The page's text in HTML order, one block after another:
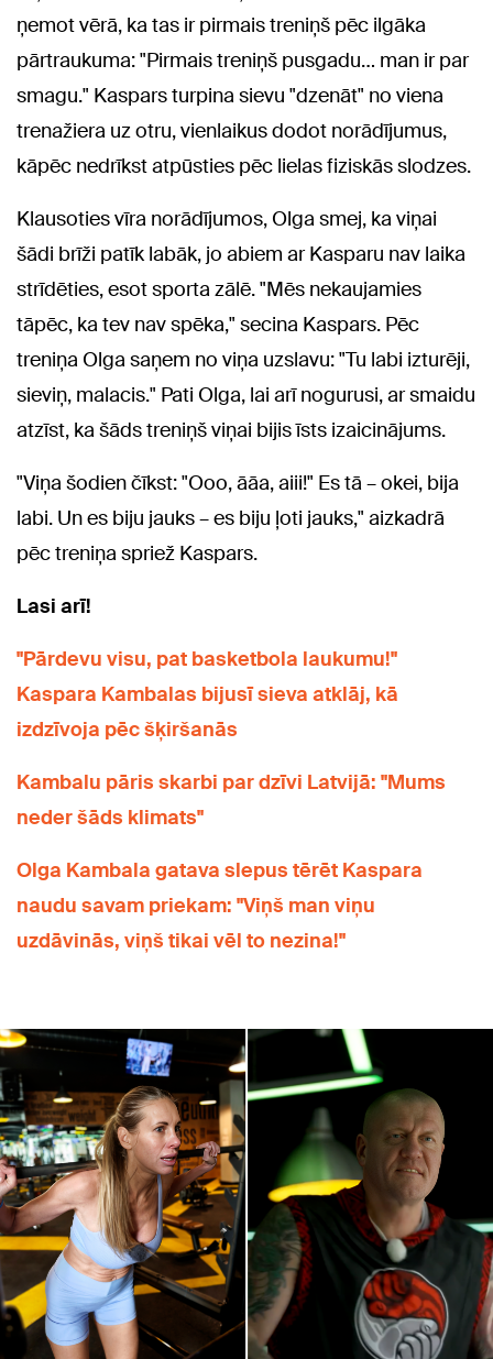
ņemot vērā, ka tas ir pirmais treniņš pēc ilgāka
pārtraukuma: "Pirmais treniņš pusgadu… man ir par
smagu." Kaspars turpina sievu "dzenāt" no viena
trenažiera uz otru, vienlaikus dodot norādījumus,
kāpēc nedrīkst atpūsties pēc lielas fiziskās slodzes.
Klausoties vīra norādījumos, Olga smej, ka viņai
šādi brīži patīk labāk, jo abiem ar Kasparu nav laika
strīdēties, esot sporta zālē. "Mēs nekaujamies
tāpēc, ka tev nav spēka," secina Kaspars. Pēc
treniņa Olga saņem no viņa uzslavu: "Tu labi izturēji,
sieviņ, malacis." Pati Olga, lai arī nogurusi, ar smaidu
atzīst, ka šāds treniņš viņai bijis īsts izaicinājums.
"Viņa šodien čīkst: "Ooo, āāa, aiii!" Es tā – okei, bija
labi. Un es biju jauks – es biju ļoti jauks," aizkadrā
pēc treniņa spriež Kaspars.
Lasi arī!
"Pārdevu visu, pat basketbola laukumu!"
Kaspara Kambalas bijusī sieva atklāj, kā
izdzīvoja pēc šķiršanās
Kambalu pāris skarbi par dzīvi Latvijā: "Mums
neder šāds klimats"
Olga Kambala gatava slepus tērēt Kaspara
naudu savam priekam: "Viņš man viņu
uzdāvinās, viņš tikai vēl to nezina!"